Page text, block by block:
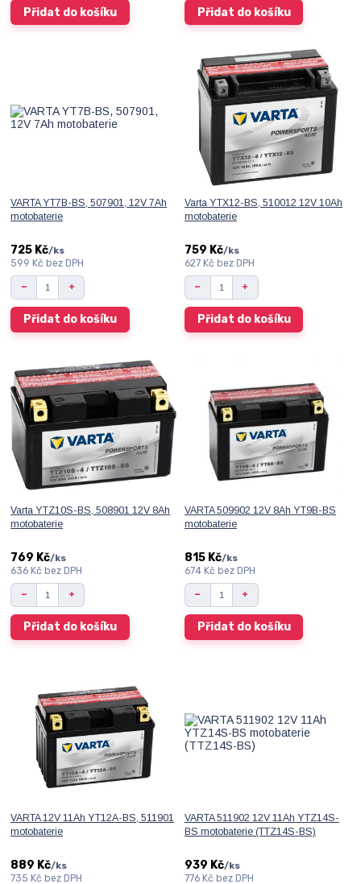
Přidat do košíku Přidat do košíku
VARTA YT7B-BS, 507901, 12V 7Ah
motobaterie
725 Kč/ks
599 Kčbez DPH
Přidat do košíku
Varta YTX12-BS, 510012 12V 10Ah
motobaterie
759 Kč/ks
627 Kč bez DPH
Přidat do košíku
Varta YTZ10S-BS, 508901 12V 8Ah
motobaterie
769 Kč/ks
636 Kčbez DPH
Přidat do košíku
VARTA 509902 12V 8Ah YT9B-BS
motobaterie
815 Kč/ks
674 Kč bez DPH
Přidat do košíku
VARTA 12V 11Ah YT12A-BS, 511901
motobaterie
889 Kč/ks
735 Kčbez DPH
VARTA 511902 12V 11Ah YTZ14S-
BS motobaterie (TTZ14S-BS)
939 Kč/ks
776 Kč bez DPH